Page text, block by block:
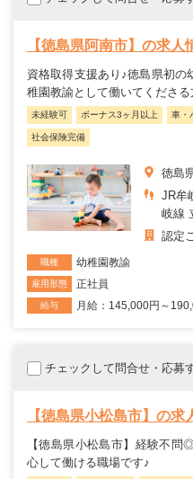
【徳島県阿南市】の求人
資格取得支援あり♪徳島県初の
稚園教諭として働いてくださる
未経験可 ボーナス3ヶ月以上 車・
社会保険完備
徳島
JR牟
岐線
認定
職種 幼稚園教諭
雇用形態 正社員
給与 月給：145,000円～
チェックして問合せ・応募
【徳島県小松島市】の求
【徳島県小松島市】経験不
心して働ける職場です♪